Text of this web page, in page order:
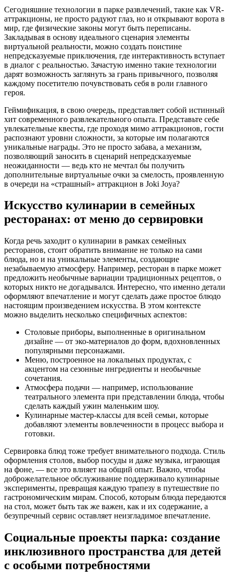
Сегодняшние технологии в парке развлечений, такие как VR-
аттракционы, не просто радуют глаз, но и открывают ворота в
мир, где физические законы могут быть переписаны.
Закладывая в основу идеального сценария элементы
виртуальной реальности, можно создать поистине
непредсказуемые приключения, где интерактивность вступает
в диалог с реальностью. Зачастую именно такие технологии
дарят возможность заглянуть за грань привычного, позволяя
каждому посетителю почувствовать себя в роли главного
героя.
Геймификация, в свою очередь, представляет собой истинный
хит современного развлекательного опыта. Представьте себе
увлекательные квесты, где проходя мимо аттракционов, гости
распознают уровни сложности, за которые им полагаются
уникальные награды. Это не просто забава, а механизм,
позволяющий заносить в сценарий непредсказуемые
неожиданности — ведь кто не мечтал бы получить
дополнительные виртуальные очки за смелость, проявленную
в очереди на «страшный» аттракцион в Joki Joya?
Искусство кулинарии в семейных
ресторанах: от меню до сервировки
Когда речь заходит о кулинарии в рамках семейных
ресторанов, стоит обратить внимание не только на сами
блюда, но и на уникальные элементы, создающие
незабываемую атмосферу. Например, ресторан в парке может
предложить необычные вариации традиционных рецептов, о
которых никто не догадывался. Интересно, что именно детали
оформляют впечатление и могут сделать даже простое блюдо
настоящим произведением искусства. В этом контексте
можно выделить несколько специфичных аспектов:
Столовые приборы, выполненные в оригинальном
дизайне — от эко-материалов до форм, вдохновленных
популярными персонажами.
Меню, построенное на локальных продуктах, с
акцентом на сезонные ингредиенты и необычные
сочетания.
Атмосфера подачи — например, использование
театрального элемента при представлении блюда, чтобы
сделать каждый ужин маленьким шоу.
Кулинарные мастер-классы для всей семьи, которые
добавляют элементы вовлеченности в процесс выбора и
готовки.
Сервировка блюд тоже требует внимательного подхода. Стиль
оформления столов, выбор посуды и даже музыка, играющая
на фоне, — все это влияет на общий опыт. Важно, чтобы
доброжелательное обслуживание поддерживало кулинарные
эксперименты, превращая каждую трапезу в путешествие по
гастрономическим мирам. Способ, которым блюда передаются
на стол, может быть так же важен, как и их содержание, а
безупречный сервис оставляет неизгладимое впечатление.
Социальные проекты парка: создание
инклюзивного пространства для детей
с особыми потребностями